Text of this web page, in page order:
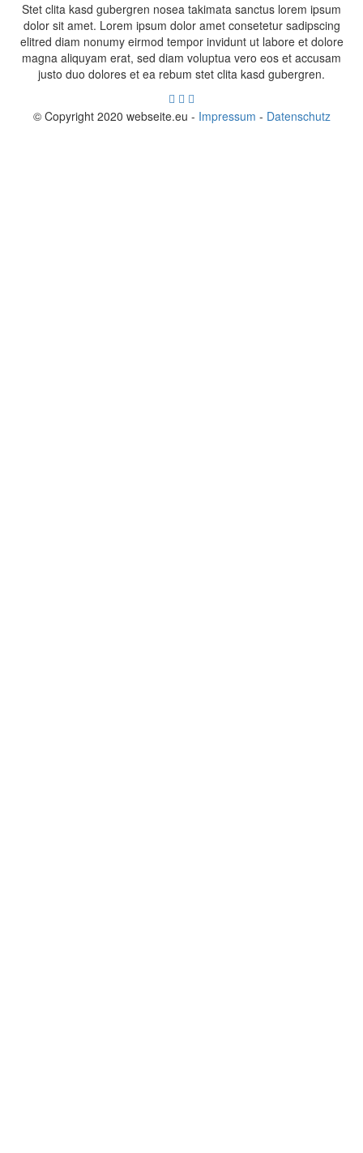
Stet clita kasd gubergren nosea takimata sanctus lorem ipsum
dolor sit amet. Lorem ipsum dolor amet consetetur sadipscing
elitred diam nonumy eirmod tempor invidunt ut labore et dolore
magna aliquyam erat, sed diam voluptua vero eos et accusam
justo duo dolores et ea rebum stet clita kasd gubergren.
© Copyright 2020 webseite.eu - Impressum - Datenschutz